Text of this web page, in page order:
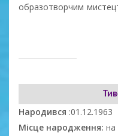
образотворчим
Народився :01.12.1963
Місце народження: на